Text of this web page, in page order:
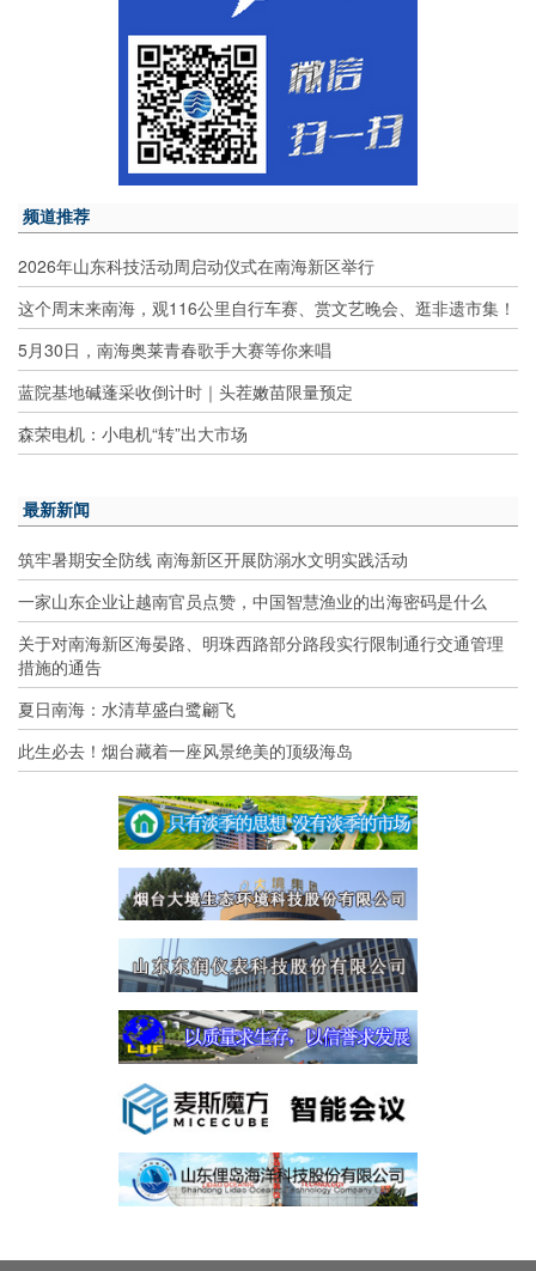
频道推荐
2026年山东科技活动周启动仪式在南海新区举行
这个周末来南海，观116公里自行车赛、赏文艺晚会、逛非遗市集！
5月30日，南海奥莱青春歌手大赛等你来唱
蓝院基地碱蓬采收倒计时｜头茬嫩苗限量预定
森荣电机：小电机“转”出大市场
最新新闻
筑牢暑期安全防线 南海新区开展防溺水文明实践活动
一家山东企业让越南官员点赞，中国智慧渔业的出海密码是什么
关于对南海新区海晏路、明珠西路部分路段实行限制通行交通管理
措施的通告
夏日南海：水清草盛白鹭翩飞
此生必去！烟台藏着一座风景绝美的顶级海岛